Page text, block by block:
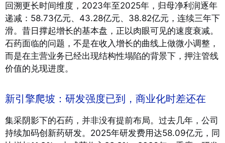
回溯更长时间维度，2023年至2025年，归母净利润逐年
递减：58.73亿元、43.28亿元、38.82亿元，连续三年下
滑。昔日撑起增长的基本盘，正以肉眼可见的速度衰减。
石药面临的问题，不是在收入增长的曲线上做微小调整，
而是在主营业务已经出现结构性塌陷的背景下，押注管线
价值的兑现进度。
新引擎爬坡：研发强度已到，商业化时差还在
集采阴影下的石药，并非没有提前布局。过去几年，公司
持续加码创新药研发。2025年研发费用达58.09亿元，同